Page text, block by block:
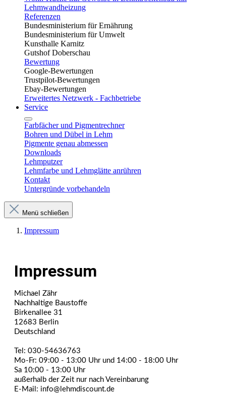
Lehmwandheizung
Referenzen
Bundesministerium für Ernährung
Bundesministerium für Umwelt
Kunsthalle Karnitz
Gutshof Doberschau
Bewertung
Google-Bewertungen
Trustpilot-Bewertungen
Ebay-Bewertungen
Erweitertes Netzwerk - Fachbetriebe
Service
Farbfächer und Pigmentrechner
Bohren und Dübel in Lehm​
Pigmente genau abmessen
Downloads
Lehmputzer
Lehmfarbe und Lehmglätte anrühren
Kontakt
Untergründe vorbehandeln
Menü schließen
Impressum
Impressum
Michael Zähr
Nachhaltige Baustoffe
Birkenallee 31
12683 Berlin
Deutschland
Tel: 030-54636763
Mo-Fr: 09:00 - 13:00 Uhr und 14:00 - 18:00 Uhr
Sa 10:00 - 13:00 Uhr
außerhalb der Zeit nur nach Vereinbarung
E-Mail: info@lehmdiscount.de